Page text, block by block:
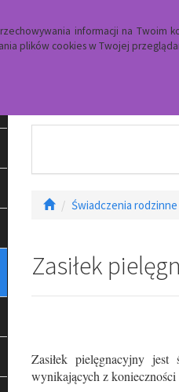
informacji na
plików cookies w Twojej
Świadczenia rodzinne
Zasiłek
Zasiłek pielęgnacyjny
wynikających z